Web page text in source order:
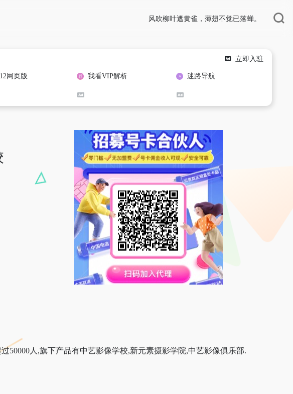
风吹柳叶遮黄雀，薄翅不觉已落蝉。
立即入驻
网页版 我看VIP解析 迷路导航
50000人,旗下产品有中艺影像学校,新元素摄影学院,中艺影像俱乐部.